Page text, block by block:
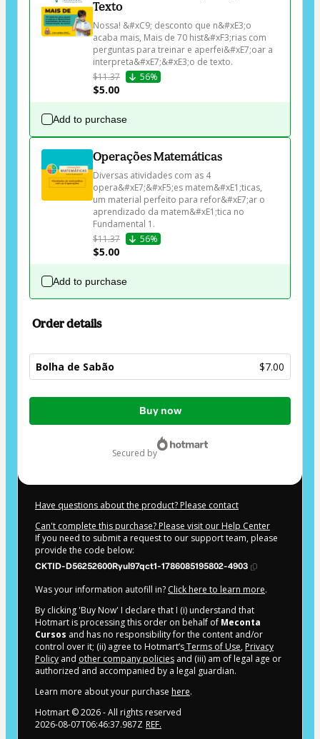
Texto
Nossa! &#xC9; desconto que n&#xE3;o
acaba mais, Mais de 70 hist&#xF3;rias com
perguntas para treinar e aperfei&#xE7;oar a
interpreta&#xE7;&#xE3;o de texto.
$11.37
56%
$5.00
Add to purchase
Operações Matemáticas
Diversas atividades com as 4
opera&#xE7;&#xF5;es matem&#xE1;ticas,
um material perfeito para refor&#xE7;ar o
aprendizado da matem&#xE1;tica no
Fundamental 1.
$11.37
56%
$5.00
Add to purchase
Order details
Bolha de Sabão $7.00
Total
Buy now
secured by
Have questions about the product? Please contact
Can't complete this purchase? Please visit our Help Center
If you need to submit a request to our support team, please
provide the code below:
CKTID-D56252600Ryul97qct1-1786085195802-4903
Was your information autofill in? Click here to learn more.
By clicking 'Buy Now' I declare that I (i) understand that
Hotmart is processing this order on behalf of Meconta
Cursos and has no responsibility for the content and/or
control over it; (ii) agree to Hotmart’sTerms of Use, Privacy
Policy and other company policies and (iii) am of legal age or
authorized and accompanied by a legal guardian.
Learn more about your purchase here.
Hotmart ©2026- All rights reserved
2026-08-07T06:46:37.987Z REF.